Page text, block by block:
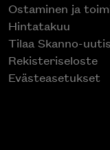
Ostaminen ja
Hintatakuu
Tilaa Skanno-
Rekisteriseloste
Evästeasetukset